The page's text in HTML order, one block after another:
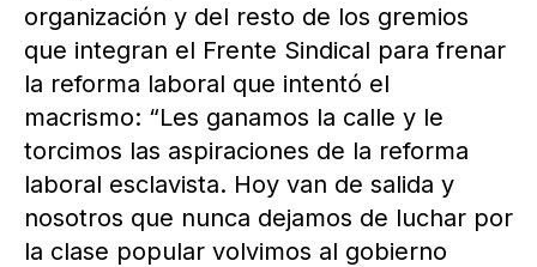
organización y del resto de los gremios
que integran el Frente Sindical para frenar
la reforma laboral que intentó el
macrismo: “Les ganamos la calle y le
torcimos las aspiraciones de la reforma
laboral esclavista. Hoy van de salida y
nosotros que nunca dejamos de luchar por
la clase popular volvimos al gobierno